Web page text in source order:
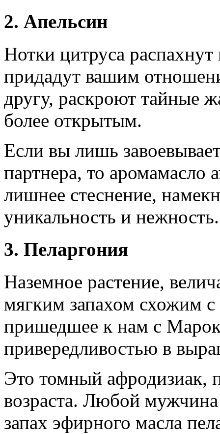
2. Апельсин
Нотки цитруса
придадут вашим
другу, раскроют тайные
более открытым.
Если вы лишь
партнера, то аромамасло
лишнее стеснение,
уникальность и нежность.
3. Пеларгония
Наземное растение,
мягким запахом схожим
пришедшее к нам с
привередливостью в
Это томный афродизиак,
возраста. Любой
запах эфирного масла